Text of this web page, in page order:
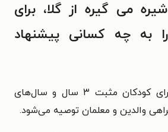
شیره می گیره از گلا، برای
به چه کسانی پیشنهاد
خواندن این کتاب برای کودکان مثبت ۳ سال و سال‌های
والدین و معلمان توصیه می‌شود.